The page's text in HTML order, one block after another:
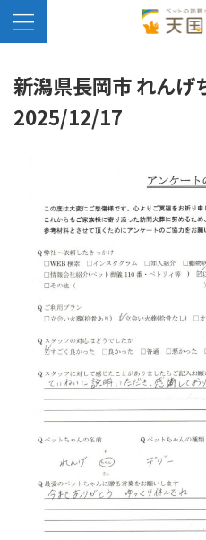
新潟県長岡市 れん
2025/12/17